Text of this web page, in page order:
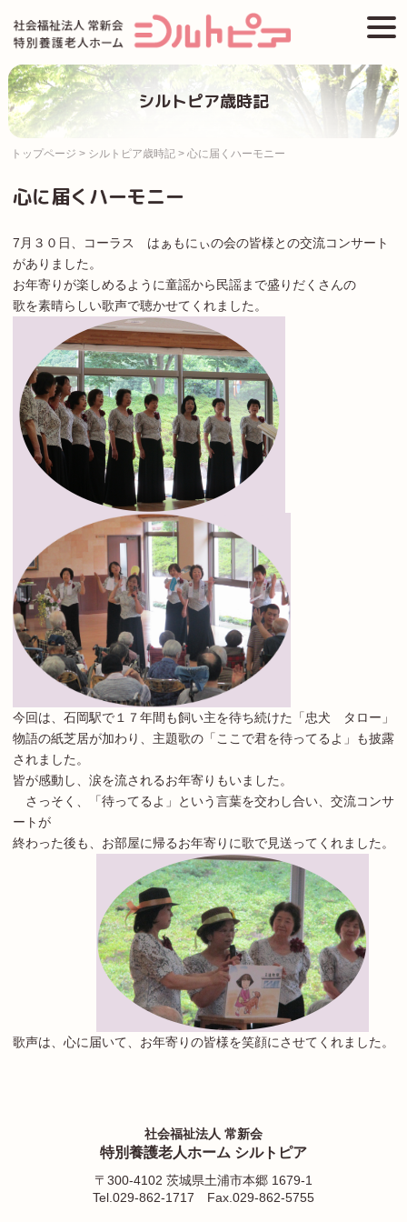
content
シルトピア歳時記
トップページ > シルトピア歳時記 > 心に届くハーモニー
心に届くハーモニー
7月３０日、コーラス はぁもにぃの会の皆様との交流コンサート
がありました。
お年寄りが楽しめるように童謡から民謡まで盛りだくさんの
歌を素晴らしい歌声で聴かせてくれました。
今回は、石岡駅で１７年間も飼い主を待ち続けた「忠犬 タロー」
物語の紙芝居が加わり、主題歌の「ここで君を待ってるよ」も披露
されました。
皆が感動し、涙を流されるお年寄りもいました。
さっそく、「待ってるよ」という言葉を交わし合い、交流コンサ
ートが
終わった後も、お部屋に帰るお年寄りに歌で見送ってくれました。
歌声は、心に届いて、お年寄りの皆様を笑顔にさせてくれました。
社会福祉法人 常新会
特別養護老人ホーム シルトピア
〒300-4102 茨城県土浦市本郷 1679-1
Tel.029-862-1717
Fax.029-862-5755